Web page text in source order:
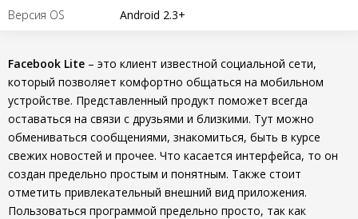
Версия OS Android 2.3+
Facebook Lite – это клиент известной социальной сети,
который позволяет комфортно общаться на мобильном
устройстве. Представленный продукт поможет всегда
оставаться на связи с друзьями и близкими. Тут можно
обмениваться сообщениями, знакомиться, быть в курсе
свежих новостей и прочее. Что касается интерфейса, то он
создан предельно простым и понятным. Также стоит
отметить привлекательный внешний вид приложения.
Пользоваться программой предельно просто, так как